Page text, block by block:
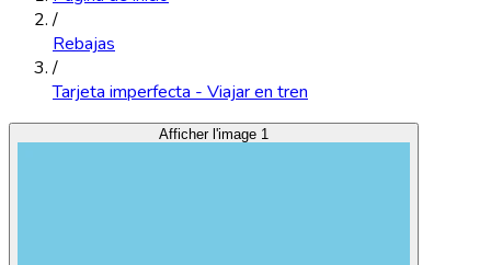
/
Rebajas
/
Tarjeta imperfecta - Viajar en tren
Afficher l'image 1